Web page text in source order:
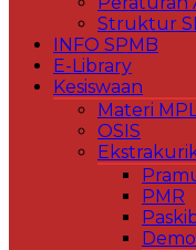
Struktur
INFO SPMB
E-Library
Kesiswaan
Materi
OSIS
PMR